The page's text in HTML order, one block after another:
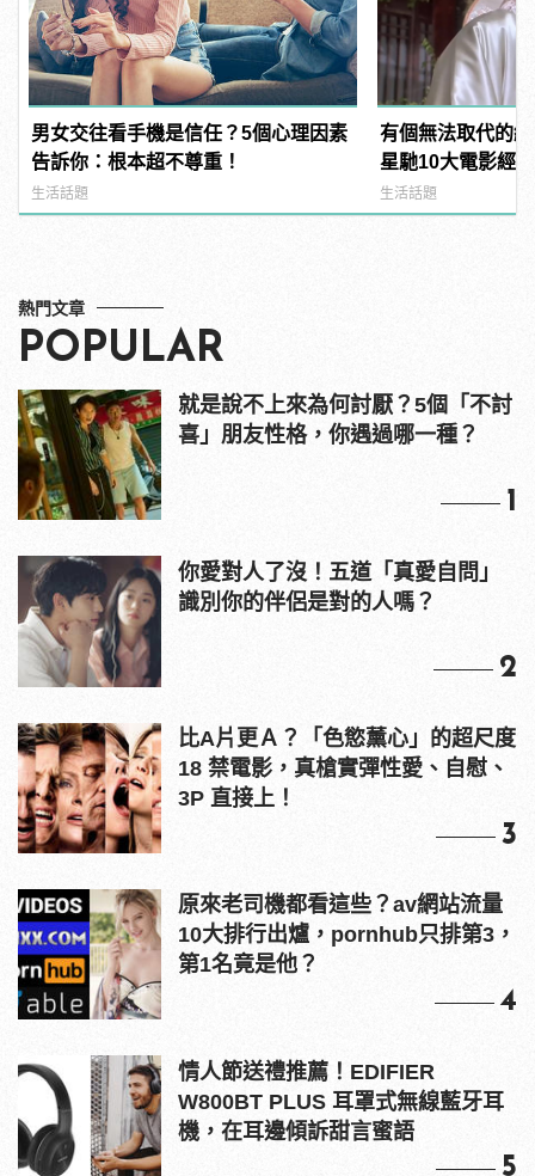
男女交往看手機是信任？5個心理因素
告訴你：根本超不尊重！
生活話題
有個無法取代的
星馳10大電影經
不記得了！
生活話題
熱門文章
POPULAR
就是說不上來為何討厭？5個「不討
喜」朋友性格，你遇過哪一種？
1
你愛對人了沒！五道「真愛自問」
識別你的伴侶是對的人嗎？
2
比A片更Ａ？「色慾薰心」的超尺度
18 禁電影，真槍實彈性愛、自慰、
3P 直接上！
3
原來老司機都看這些？av網站流量
10大排行出爐，pornhub只排第3，
第1名竟是他？
4
情人節送禮推薦！EDIFIER
W800BT PLUS 耳罩式無線藍牙耳
機，在耳邊傾訴甜言蜜語
5